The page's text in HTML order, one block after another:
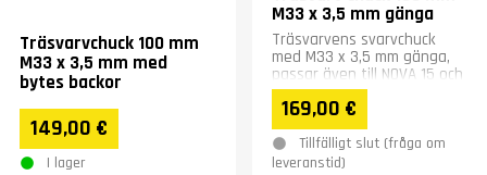
Träsvarvchuck 100 mm
M33 x 3,5 mm med
bytes backor
149,00 €
I lager
M33 x 3,5 mm gänga
Träsvarvens svarvchuck
med M33 x 3,5 mm gänga,
passar även till NOVA 15 och
MCF-1000 träsvarv.
169,00 €
Tillfälligt slut (fråga om
leveranstid)